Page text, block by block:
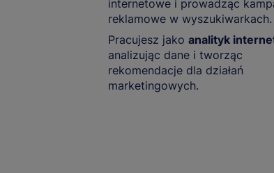
internetowe i prowadząc
reklamowe w wyszukiwarkach.
Pracujesz jako analityk
analizując dane i tworząc
rekomendacje dla działań
marketingowych.